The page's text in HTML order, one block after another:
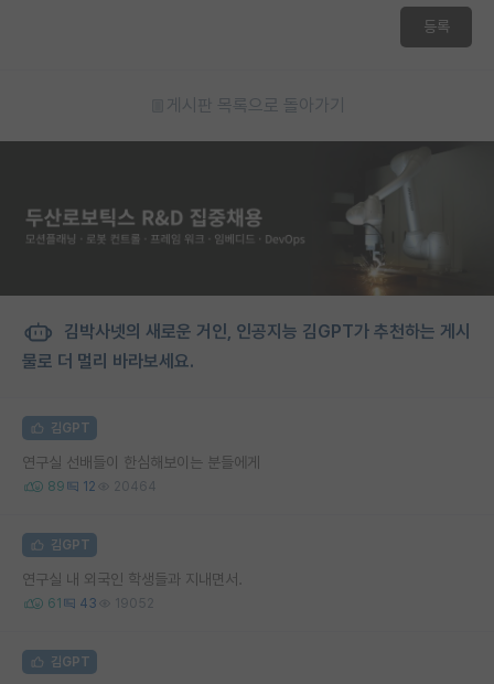
등록
게시판 목록으로 돌아가기
김박사넷의 새로운 거인, 인공지능 김GPT가 추천하는 게시
물로 더 멀리 바라보세요.
김GPT
연구실 선배들이 한심해보이는 분들에게
89 12 20464
김GPT
연구실 내 외국인 학생들과 지내면서.
61 43 19052
김GPT